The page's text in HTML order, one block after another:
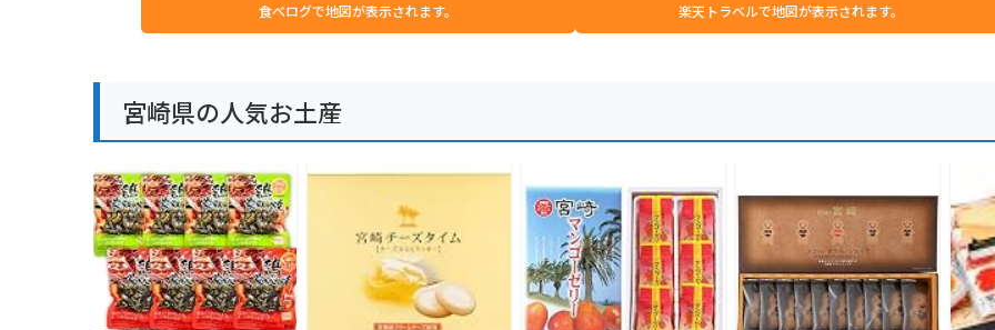
食べログで地図が表示されます。 楽天トラベルで地図が表示されます。
宮崎県の人気お土産